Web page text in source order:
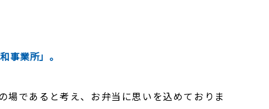
事業所」。
であると考え、お弁当に思いを込めておりま